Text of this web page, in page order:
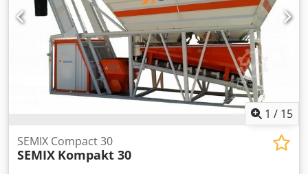
1 / 15
SEMIX Compact 30
SEMIX Kompakt 30